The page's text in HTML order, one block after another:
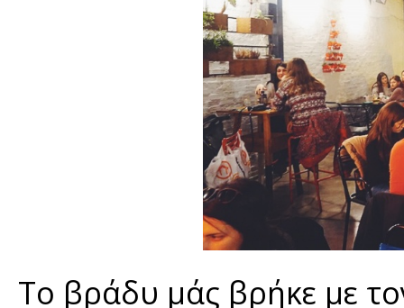
Το βράδυ μάς βρήκε με